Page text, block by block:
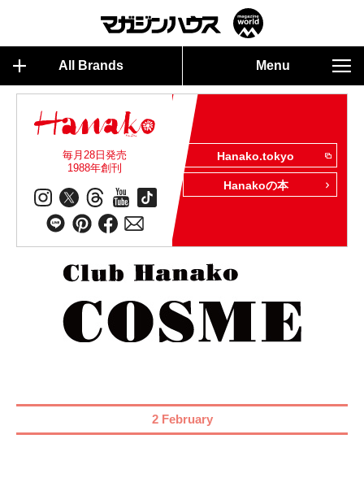
All Brands Menu
毎月28日発売
1988年創刊
Hanako.tokyo
Hanakoの本
2 February